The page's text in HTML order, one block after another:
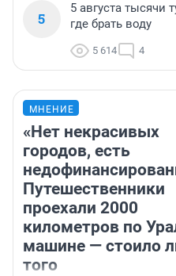
5
5 августа тысячи
где брать воду
5 614 4
МНЕНИЕ
«Нет некрасивых
городов, есть
Путешественники
проехали 2000
километров по
машине — стоило
того